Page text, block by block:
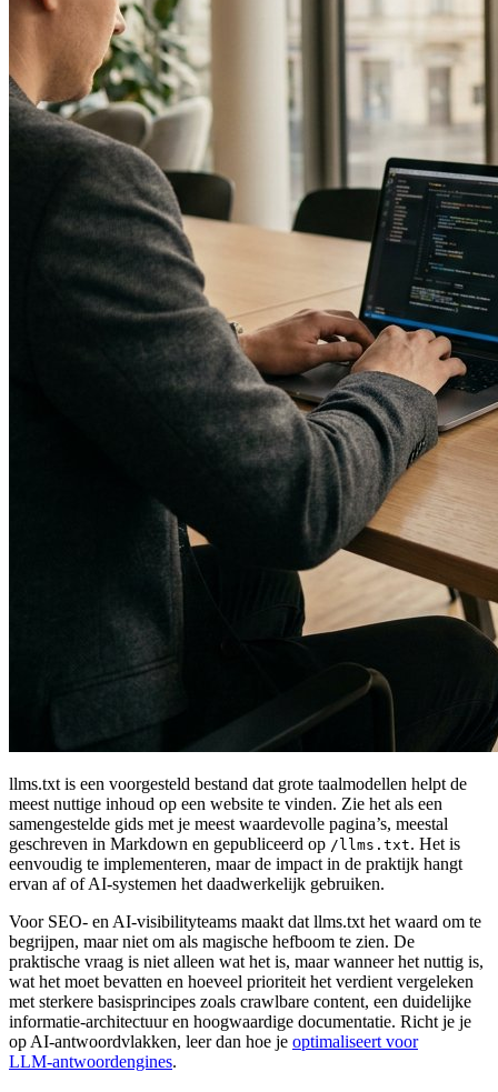
llms.txt is een voorgesteld bestand dat grote taalmodellen helpt de
meest nuttige inhoud op een website te vinden. Zie het als een
samengestelde gids met je meest waardevolle pagina’s, meestal
geschreven in Markdown en gepubliceerd op /llms.txt. Het is
eenvoudig te implementeren, maar de impact in de praktijk hangt
ervan af of AI‑systemen het daadwerkelijk gebruiken.
Voor SEO‑ en AI‑visibilityteams maakt dat llms.txt het waard om te
begrijpen, maar niet om als magische hefboom te zien. De
praktische vraag is niet alleen wat het is, maar wanneer het nuttig is,
wat het moet bevatten en hoeveel prioriteit het verdient vergeleken
met sterkere basisprincipes zoals crawlbare content, een duidelijke
informatie‑architectuur en hoogwaardige documentatie. Richt je je
op AI‑antwoordvlakken, leer dan hoe je optimaliseert voor
LLM‑antwoordengines.